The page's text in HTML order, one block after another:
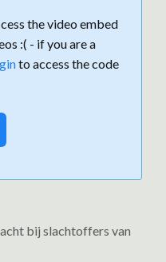
the video embed
:( - if you are a
to access the code
bij slachtoffers van